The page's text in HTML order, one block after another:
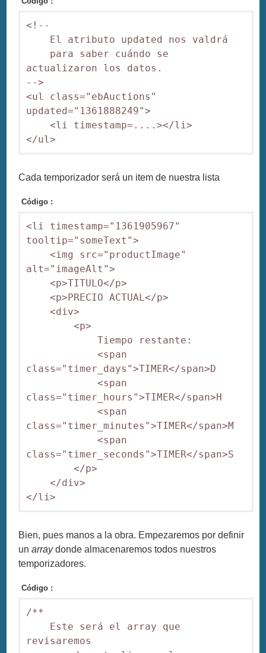
<!--
El atributo updated nos valdrá
para saber cuándo se
actualizaron los datos.
-->
<ul class="ebAuctions"
updated="1361888249">
<li timestamp=....></li>
</ul>
Cada temporizador será un item de nuestra lista
Código :
<li timestamp="1361905967"
tooltip="someText">
<img src="productImage"
alt="imageAlt">
<p>TITULO</p>
<p>PRECIO ACTUAL</p>
<div>
<p>
Tiempo restante:
<span
class="timer_days">TIMER</span>D
<span
class="timer_hours">TIMER</span>H
<span
class="timer_minutes">TIMER</span>M
<span
class="timer_seconds">TIMER</span>S
</p>
</div>
</li>
Bien, pues manos a la obra. Empezaremos por definir
unarraydonde almacenaremos todos nuestros
temporizadores.
Código :
/**
Este será el array que
revisaremos